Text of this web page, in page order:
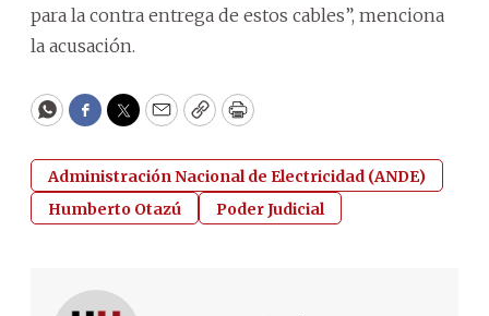
para la contra entrega de estos cables”, menciona
la acusación.
WhatsApp
Facebook
Twitter
EmailCopyPrint
Administración Nacional de Electricidad (ANDE)
Humberto Otazú
Poder Judicial